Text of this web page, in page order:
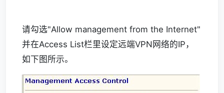
请勾选"Allow management from the Internet"
并在Access List栏里设定远端VPN网络的IP，
如下图所示。